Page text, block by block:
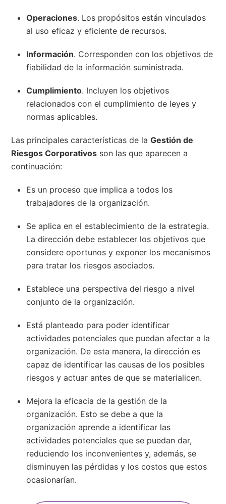
Operaciones. Los propósitos están vinculados
al uso eficaz y eficiente de recursos.
Información. Corresponden con los objetivos de
fiabilidad de la información suministrada.
Cumplimiento. Incluyen los objetivos
relacionados con el cumplimiento de leyes y
normas aplicables.
Las principales características de laGestión de
Riesgos Corporativos son las que aparecen a
continuación:
Es un proceso que implica a todos los
trabajadores de la organización.
Se aplica en el establecimiento de la estrategia.
La dirección debe establecer los objetivos que
considere oportunos y exponer los mecanismos
para tratar los riesgos asociados.
Establece una perspectiva del riesgo a nivel
conjunto de la organización.
Está planteado para poder identificar
actividades potenciales que puedan afectar a la
organización. De esta manera, la dirección es
capaz de identificar las causas de los posibles
riesgos y actuar antes de que se materialicen.
Mejora la eficacia de la gestión de la
organización. Esto se debe a que la
organización aprende a identificar las
actividades potenciales que se puedan dar,
reduciendo los inconvenientes y, además, se
disminuyen las pérdidas y los costos que estos
ocasionarían.